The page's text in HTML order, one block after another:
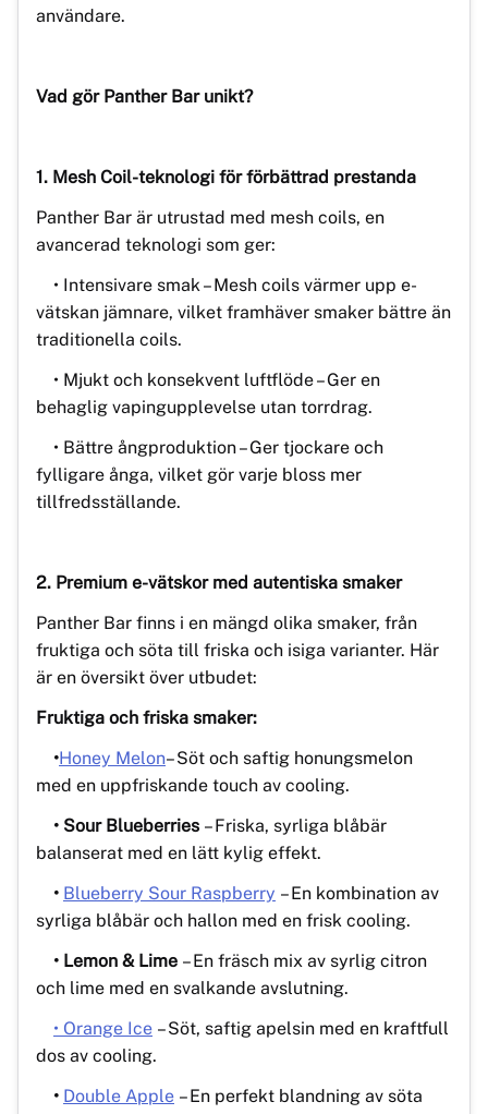
användare.
Vad gör Panther Bar unikt?
1. Mesh Coil-teknologi för förbättrad prestanda
Panther Bar är utrustad med mesh coils, en
avancerad teknologi som ger:
• Intensivare smak – Mesh coils värmer upp e-
vätskan jämnare, vilket framhäver smaker bättre än
traditionella coils.
• Mjukt och konsekvent luftflöde – Ger en
behaglig vapingupplevelse utan torrdrag.
• Bättre ångproduktion – Ger tjockare och
fylligare ånga, vilket gör varje bloss mer
tillfredsställande.
2. Premium e-vätskor med autentiska smaker
Panther Bar finns i en mängd olika smaker, från
fruktiga och söta till friska och isiga varianter. Här
är en översikt över utbudet:
Fruktiga och friska smaker:
•Honey Melon– Söt och saftig honungsmelon
med en uppfriskande touch av cooling.
• Sour Blueberries – Friska, syrliga blåbär
balanserat med en lätt kylig effekt.
• Blueberry Sour Raspberry – En kombination av
syrliga blåbär och hallon med en frisk cooling.
• Lemon & Lime – En fräsch mix av syrlig citron
och lime med en svalkande avslutning.
• Orange Ice – Söt, saftig apelsin med en kraftfull
dos av cooling.
• Double Apple – En perfekt blandning av söta